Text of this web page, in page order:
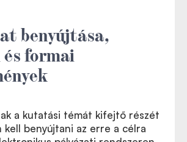
benyújtása,
formai
a kutatási témát kifejtő részét
kell benyújtani az erre a célra